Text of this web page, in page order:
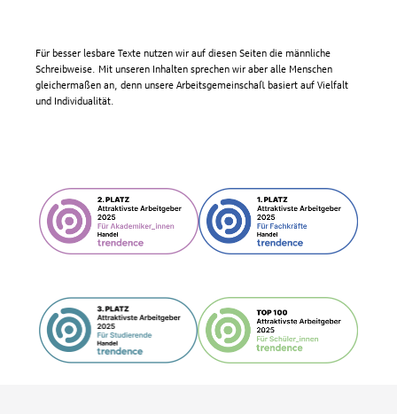
Für besser lesbare Texte nutzen wir auf diesen Seiten die männliche
Schreibweise. Mit unseren Inhalten sprechen wir aber alle Menschen
gleichermaßen an, denn unsere Arbeitsgemeinschaft basiert auf Vielfalt
und Individualität.